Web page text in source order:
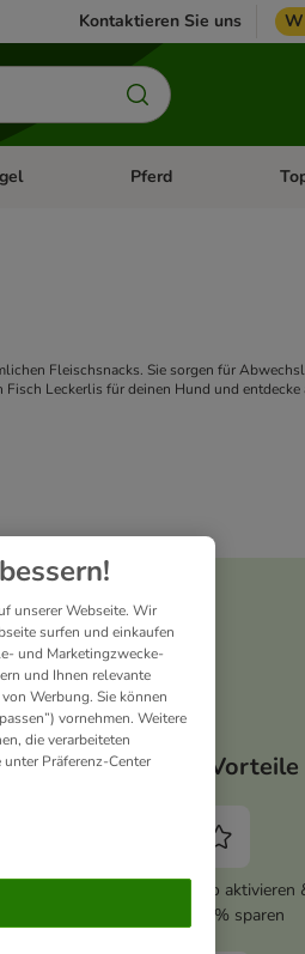
Kontaktieren Sie uns
Menü öffnen: FischKategorie-Menü öffnen:
Pferd
Fleischsnacks. Sie sorgen für
Leckerlis für deinen Hund und entdecke
Deine Vorteile
zooplus Abo aktivieren
immer 5% sparen
unserer Webseite. Wir
surfen und einkaufen
und Marketingzwecke-
und Ihnen relevante
Werbung. Sie können
vornehmen. Weitere
die verarbeiteten
Präferenz-Center